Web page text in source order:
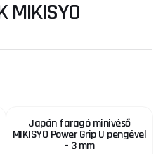
MIKISYO
Japán faragó minivéső
MIKISYO Power Grip U pengével
- 3 mm